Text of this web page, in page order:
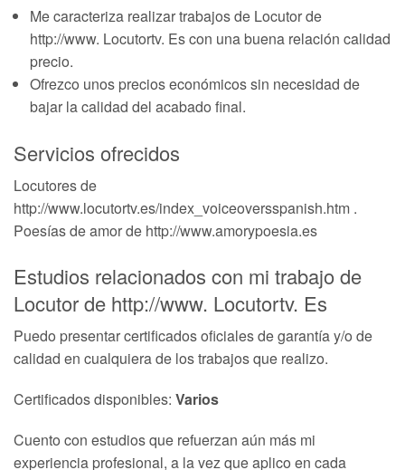
Me caracteriza realizar trabajos de Locutor de
http://www. Locutortv. Es con una buena relación calidad
precio.
Ofrezco unos precios económicos sin necesidad de
bajar la calidad del acabado final.
Servicios ofrecidos
Locutores de
http://www.locutortv.es/index_voiceoversspanish.htm .
Poesías de amor de http://www.amorypoesia.es
Estudios relacionados con mi trabajo de
Locutor de http://www. Locutortv. Es
Puedo presentar certificados oficiales de garantía y/o de
calidad en cualquiera de los trabajos que realizo.
Certificados disponibles: Varios
Cuento con estudios que refuerzan aún más mi
experiencia profesional, a la vez que aplico en cada